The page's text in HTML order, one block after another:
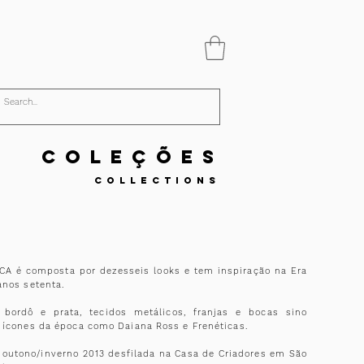
C O L E Ç Õ E S
C O L L E C T I O N S
é composta por dezesseis looks e tem inspiração na Era
setenta.
bordô e prata, tecidos metálicos, franjas e bocas sino
da época como Daiana Ross e Frenéticas.
outono/inverno 2013 desfilada na Casa de Criadores em São